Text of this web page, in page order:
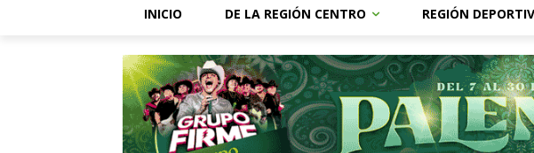
INICIO DE LA REGIÓN CENTRO REGIÓN